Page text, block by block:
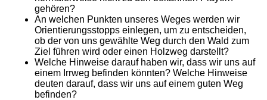
gehören?
An welchen Punkten unseres Weges werden wir
Orientierungsstopps einlegen, um zu entscheiden,
ob der von uns gewählte Weg durch den Wald zum
Ziel führen wird oder einen Holzweg darstellt?
Welche Hinweise darauf haben wir, dass wir uns auf
einem Irrweg befinden könnten? Welche Hinweise
deuten darauf, dass wir uns auf einem guten Weg
befinden?